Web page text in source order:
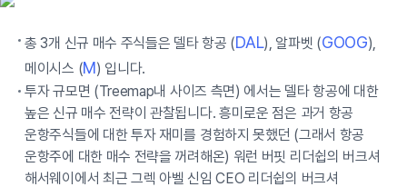
총 3개 신규 매수 주식들은 델타 항공 (DAL), 알파벳 (GOOG),
메이시스 (M) 입니다.
투자 규모면 (Treemap내 사이즈 측면) 에서는 델타 항공에 대한
높은 신규 매수 전략이 관찰됩니다. 흥미로운 점은 과거 항공
운항주식들에 대한 투자 재미를 경험하지 못했던 (그래서 항공
운항주에 대한 매수 전략을 꺼려해온) 워런 버핏 리더쉽의 버크셔
해서웨이에서 최근 그렉 아벨 신임 CEO 리더쉽의 버크셔